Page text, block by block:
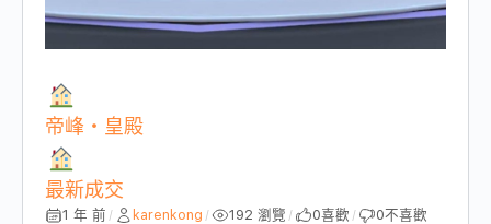
帝峰・皇殿
最新成交
1 年 前 / karenkong / 192 瀏覽 / 0喜歡 / 0不喜歡